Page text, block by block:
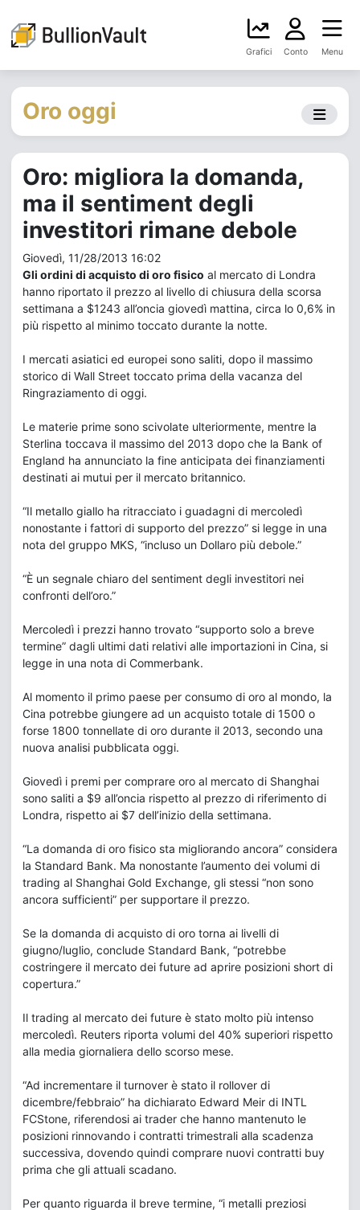
Grafici Conto Menu
Oro oggi
Oro: migliora la domanda,
ma il sentiment degli
investitori rimane debole
Giovedì, 11/28/2013 16:02
Gli ordini di acquisto di oro fisico al mercato di Londra
hanno riportato il prezzo al livello di chiusura della scorsa
settimana a $1243 all’oncia giovedì mattina, circa lo 0,6% in
più rispetto al minimo toccato durante la notte.
I mercati asiatici ed europei sono saliti, dopo il massimo
storico di Wall Street toccato prima della vacanza del
Ringraziamento di oggi.
Le materie prime sono scivolate ulteriormente, mentre la
Sterlina toccava il massimo del 2013 dopo che la Bank of
England ha annunciato la fine anticipata dei finanziamenti
destinati ai mutui per il mercato britannico.
“Il metallo giallo ha ritracciato i guadagni di mercoledì
nonostante i fattori di supporto del prezzo” si legge in una
nota del gruppo MKS, “incluso un Dollaro più debole.”
“È un segnale chiaro del sentiment degli investitori nei
confronti dell’oro.”
Mercoledì i prezzi hanno trovato “supporto solo a breve
termine” dagli ultimi dati relativi alle importazioni in Cina, si
legge in una nota di Commerbank.
Al momento il primo paese per consumo di oro al mondo, la
Cina potrebbe giungere ad un acquisto totale di 1500 o
forse 1800 tonnellate di oro durante il 2013, secondo una
nuova analisi pubblicata oggi.
Giovedì i premi per comprare oro al mercato di Shanghai
sono saliti a $9 all’oncia rispetto al prezzo di riferimento di
Londra, rispetto ai $7 dell’inizio della settimana.
“La domanda di oro fisico sta migliorando ancora” considera
la Standard Bank. Ma nonostante l’aumento dei volumi di
trading al Shanghai Gold Exchange, gli stessi “non sono
ancora sufficienti” per supportare il prezzo.
Se la domanda di acquisto di oro torna ai livelli di
giugno/luglio, conclude Standard Bank, “potrebbe
costringere il mercato dei future ad aprire posizioni short di
copertura.”
Il trading al mercato dei future è stato molto più intenso
mercoledì. Reuters riporta volumi del 40% superiori rispetto
alla media giornaliera dello scorso mese.
“Ad incrementare il turnover è stato il rollover di
dicembre/febbraio” ha dichiarato Edward Meir di INTL
FCStone, riferendosi ai trader che hanno mantenuto le
posizioni rinnovando i contratti trimestrali alla scadenza
successiva, dovendo quindi comprare nuovi contratti buy
prima che gli attuali scadano.
Per quanto riguarda il breve termine, “i metalli preziosi